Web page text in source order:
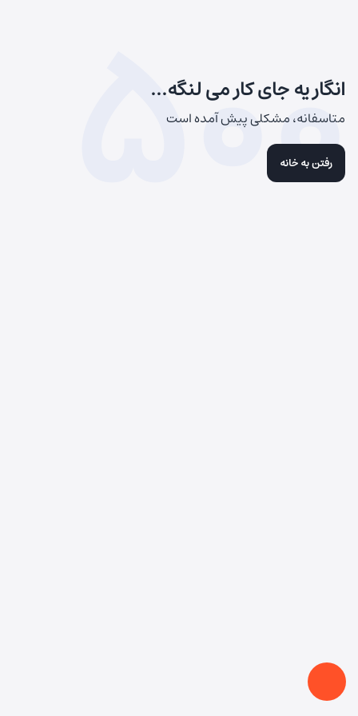
انگار یه جای کار می لنگه...
متاسفانه، مشکلی پیش آمده است
رفتن به خانه
500